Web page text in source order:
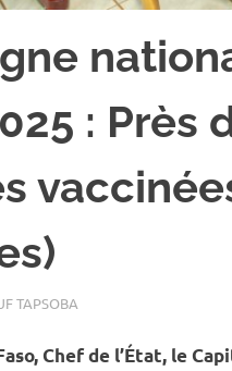
: Près
TAPSOBA
Chef de l’État, le